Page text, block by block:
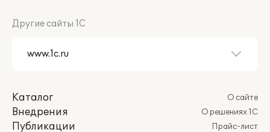
Другие сайты 1С
Каталог
Внедрения
Публикации
О сайте
О решениях 1С
Прайс-лист